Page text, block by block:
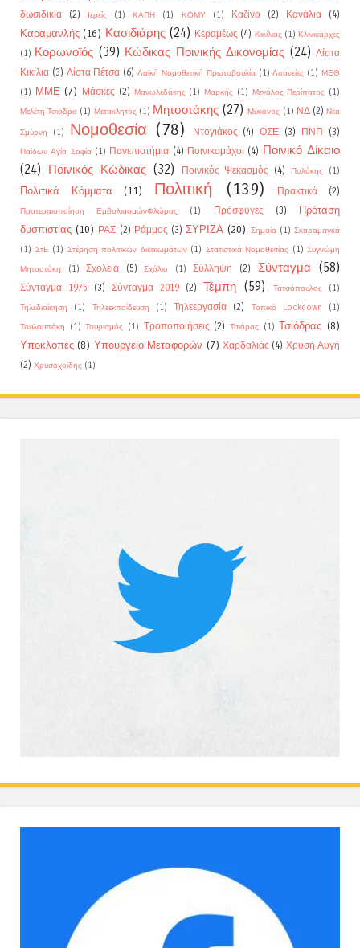
δωσιδικία
(2) Ιερείς (1) ΚΑΠΗ (1) ΚΟΜΥ (1) Καζίνο (2) Κανάλια (4)
Καραμανλής (16) Κασιδιάρης (24) Κεραμέως (4) Κικίλιας (1) Κλινικάρχες
(1) Κορωνοϊός (39) Κώδικας Ποινικής Δικονομίας (24) Λίστα
Κικίλια (3) Λίστα Πέτσα (6) Λαϊκή Νομοθετική Πρωτοβουλία (1) Λιτανείες (1) ΜΕΘ
(1)
ΜΜΕ (7) Μάσκες (2) Μανωλεδάκης (1) Μαρκής (1) Μεγάλος Περίπατος (1)
Μελέτη Τσιόδρα (1) Μετακλητός (1) Μητσοτάκης (27) Μύκονος (1) ΝΔ (2) Νέα
Σμύρνη (1) Νομοθεσία (78) Ντογιάκος (4) ΟΣΕ (3) ΠΝΠ (3)
Παίδων Αγία Σοφία (1) Πανεπιστήμια (4) Ποινικομάχοι (4) Ποινικό Δίκαιο
(24)
Ποινικός Κώδικας (32) Ποινικός Ψεκασμός (4) Πολάκης (1)
Πολιτικά Κόμματα (11) Πολιτική (139) Πρακτικά (2)
Προτεραιοποίηση ΕμβολιασμώνΦλώρος (1) Πρόσφυγες (3)
Πρόταση
δυσπιστίας (10) ΡΑΣ (2) Ράμμος (3) ΣΥΡΙΖΑ (20) Σημαία (1) Σκαραμαγκά
(1) ΣτΕ (1) Στέρηση πολιτικών δικαιωμάτων (1) Στατιστικά Νομοθεσίας (1) Συγνώμη
Μητσοτάκη
(1) Σχολεία (5) Σχόλιο (1) Σύλληψη (2) Σύνταγμα (58)
Σύνταγμα 1975 (3) Σύνταγμα 2019 (2) Τέμπη (59) Τατσόπουλος
(1)
Τηλεδιοίκηση
(1) Τηλεεκπαίδευση (1) Τηλεεργασία (2) Τοπικό Lockdown
(1)
Τουλουπάκη
(1) Τουρισμός (1) Τροποποιήσεις (2) Τσιάρας (1) Τσιόδρας (8)
Υποκλοπές (8) Υπουργείο Μεταφορών (7) Χαρδαλιάς (4) Χρυσή Αυγή
(2) Χρυσοχοίδης (1)